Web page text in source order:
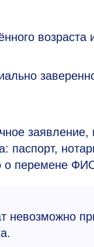
о перемене
невозможно